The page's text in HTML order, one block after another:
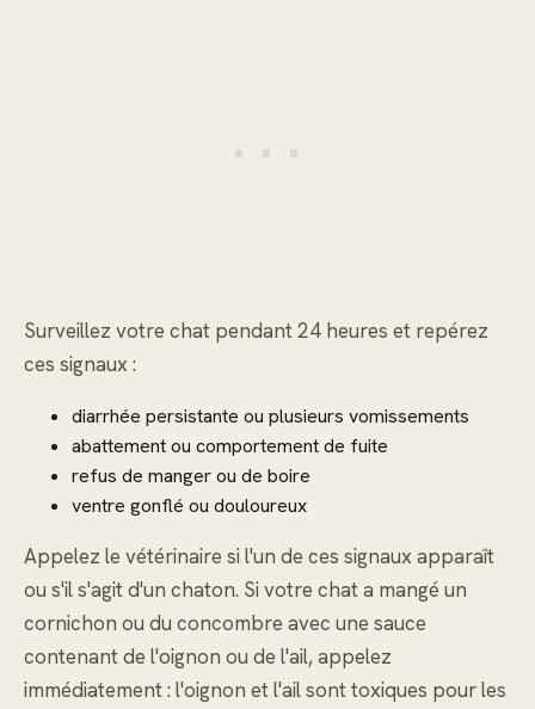
Surveillez votre chat pendant 24 heures et repérez
ces signaux :
diarrhée persistante ou plusieurs vomissements
abattement ou comportement de fuite
refus de manger ou de boire
ventre gonflé ou douloureux
Appelez le vétérinaire si l'un de ces signaux apparaît
ou s'il s'agit d'un chaton. Si votre chat a mangé un
cornichon ou du concombre avec une sauce
contenant de l'oignon ou de l'ail, appelez
immédiatement : l'oignon et l'ail sont toxiques pour les